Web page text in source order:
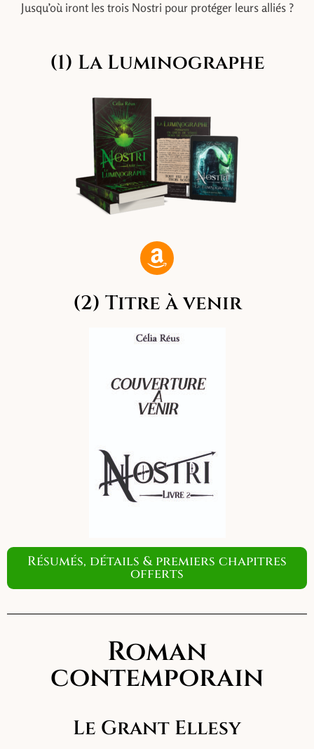
Jusqu’où iront les trois Nostri pour protéger leurs alliés ?
(1) La Luminographe
(2) Titre à venir
Résumés, détails & premiers chapitres
offerts
Roman
contemporain
Le Grant Ellesy